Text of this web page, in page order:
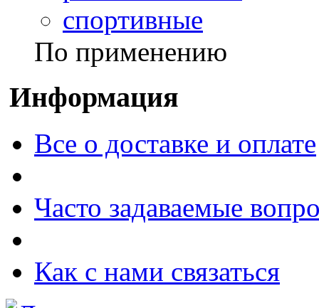
спортивные
По применению
Информация
Все о доставке и оплате
Часто задаваемые
Как с нами связаться